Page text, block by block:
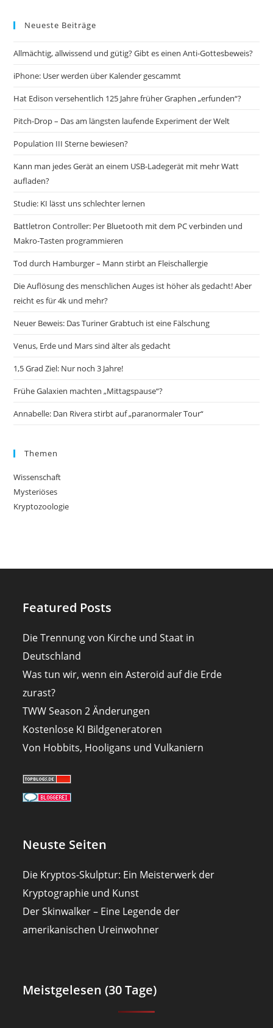
Neueste Beiträge
Allmächtig, allwissend und gütig? Gibt es einen Anti-Gottesbeweis?
iPhone: User werden über Kalender gescammt
Hat Edison versehentlich 125 Jahre früher Graphen „erfunden“?
Pitch-Drop – Das am längsten laufende Experiment der Welt
Population III Sterne bewiesen?
Kann man jedes Gerät an einem USB-Ladegerät mit mehr Watt
aufladen?
Studie: KI lässt uns schlechter lernen
Battletron Controller: Per Bluetooth mit dem PC verbinden und
Makro-Tasten programmieren
Tod durch Hamburger – Mann stirbt an Fleischallergie
Die Auflösung des menschlichen Auges ist höher als gedacht! Aber
reicht es für 4k und mehr?
Neuer Beweis: Das Turiner Grabtuch ist eine Fälschung
Venus, Erde und Mars sind älter als gedacht
1,5 Grad Ziel: Nur noch 3 Jahre!
Frühe Galaxien machten „Mittagspause“?
Annabelle: Dan Rivera stirbt auf „paranormaler Tour“
Themen
Wissenschaft
Mysteriöses
Kryptozoologie
Featured Posts
Die Trennung von Kirche und Staat in
Deutschland
Was tun wir, wenn ein Asteroid auf die Erde
zurast?
TWW Season 2 Änderungen
Kostenlose KI Bildgeneratoren
Von Hobbits, Hooligans und Vulkaniern
Neuste Seiten
Die Kryptos-Skulptur: Ein Meisterwerk der
Kryptographie und Kunst
Der Skinwalker – Eine Legende der
amerikanischen Ureinwohner
Meistgelesen (30 Tage)